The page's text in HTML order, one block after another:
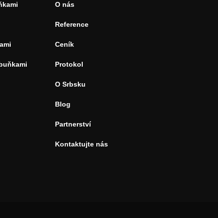
O nás
Reference
Ceník
Protokol
O Srbsku
Blog
Partnerství
Kontaktujte nás